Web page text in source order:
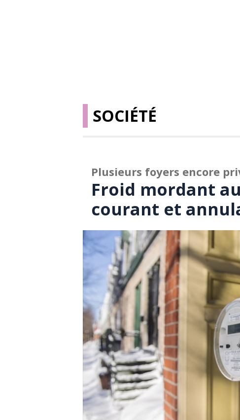
SOCIÉTÉ
Plusieurs foyers encore
Froid mordant
courant et